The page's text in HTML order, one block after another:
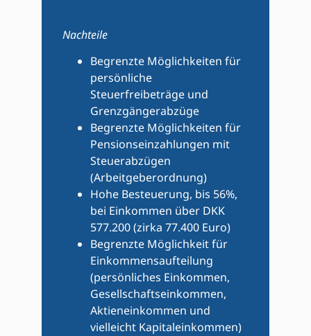
Nachteile
Begrenzte Möglichkeiten für
persönliche
Steuerfreibeträge und
Grenzgängerabzüge
Begrenzte Möglichkeiten für
Pensionseinzahlungen mit
Steuerabzügen
(Arbeitgeberordnung)
Hohe Besteuerung, bis 56%,
bei Einkommen über DKK
577.200 (zirka 77.400 Euro)
Begrenzte Möglichkeit für
Einkommensaufteilung
(persönliches Einkommen,
Gesellschaftseinkommen,
Aktieneinkommen und
vielleicht Kapitaleinkommen)